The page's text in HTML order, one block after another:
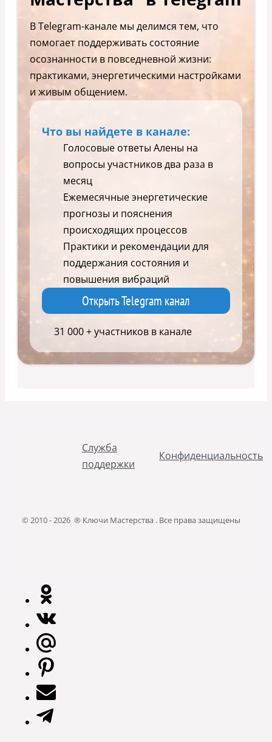
В Telegram-канале мы делимся тем, что
помогает поддерживать состояние
осознанности в повседневной жизни:
практиками, энергетическими настройками
и живым общением.
Что вы найдете в канале:
Голосовые ответы Алены на
вопросы участников два раза в
месяц
Ежемесячные энергетические
прогнозы и пояснения
происходящих процессов
Практики и рекомендации для
поддержания состояния и
повышения вибраций
Открыть Telegram канал
31 000 + участников в канале
Служба
поддержки
Конфиденциальность
© 2010 - 2026 ® Ключи Мастерства . Все права защищены